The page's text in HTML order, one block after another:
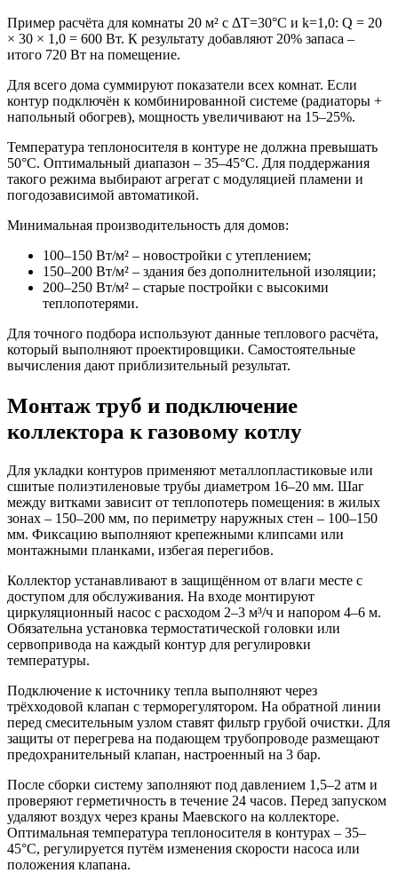
Пример расчёта для комнаты 20 м² с ΔT=30°C и k=1,0: Q = 20
× 30 × 1,0 = 600 Вт. К результату добавляют 20% запаса –
итого 720 Вт на помещение.
Для всего дома суммируют показатели всех комнат. Если
контур подключён к комбинированной системе (радиаторы +
напольный обогрев), мощность увеличивают на 15–25%.
Температура теплоносителя в контуре не должна превышать
50°C. Оптимальный диапазон – 35–45°C. Для поддержания
такого режима выбирают агрегат с модуляцией пламени и
погодозависимой автоматикой.
Минимальная производительность для домов:
100–150 Вт/м² – новостройки с утеплением;
150–200 Вт/м² – здания без дополнительной изоляции;
200–250 Вт/м² – старые постройки с высокими
теплопотерями.
Для точного подбора используют данные теплового расчёта,
который выполняют проектировщики. Самостоятельные
вычисления дают приблизительный результат.
Монтаж труб и подключение
коллектора к газовому котлу
Для укладки контуров применяют металлопластиковые или
сшитые полиэтиленовые трубы диаметром 16–20 мм. Шаг
между витками зависит от теплопотерь помещения: в жилых
зонах – 150–200 мм, по периметру наружных стен – 100–150
мм. Фиксацию выполняют крепежными клипсами или
монтажными планками, избегая перегибов.
Коллектор устанавливают в защищённом от влаги месте с
доступом для обслуживания. На входе монтируют
циркуляционный насос с расходом 2–3 м³/ч и напором 4–6 м.
Обязательна установка термостатической головки или
сервопривода на каждый контур для регулировки
температуры.
Подключение к источнику тепла выполняют через
трёхходовой клапан с терморегулятором. На обратной линии
перед смесительным узлом ставят фильтр грубой очистки. Для
защиты от перегрева на подающем трубопроводе размещают
предохранительный клапан, настроенный на 3 бар.
После сборки систему заполняют под давлением 1,5–2 атм и
проверяют герметичность в течение 24 часов. Перед запуском
удаляют воздух через краны Маевского на коллекторе.
Оптимальная температура теплоносителя в контурах – 35–
45°C, регулируется путём изменения скорости насоса или
положения клапана.